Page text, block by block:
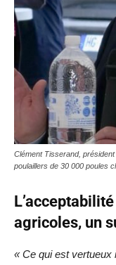
Clément Tisserand,
poulaillers de 30 000 poules
agricoles, un
« Ce qui est vertueux